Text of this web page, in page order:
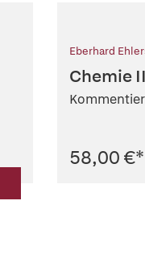
Eberhard
Chemie
58,00 €*